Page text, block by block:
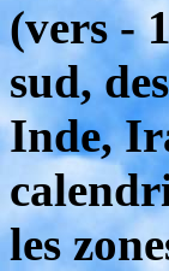
(vers -
sud,
Inde,
les